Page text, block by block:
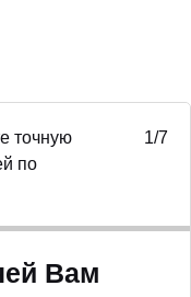
точную
по
1/7
Вам